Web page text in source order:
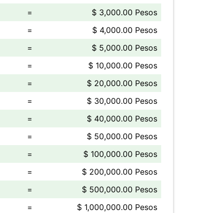
=
$ 3,000.00 Pesos
=
$ 4,000.00 Pesos
=
$ 5,000.00 Pesos
=
$ 10,000.00 Pesos
=
$ 20,000.00 Pesos
=
$ 30,000.00 Pesos
=
$ 40,000.00 Pesos
=
$ 50,000.00 Pesos
=
$ 100,000.00 Pesos
=
$ 200,000.00 Pesos
=
$ 500,000.00 Pesos
= $ 1,000,000.00 Pesos